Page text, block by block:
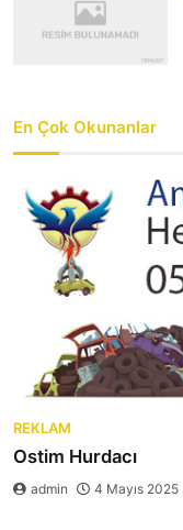
En Çok Okunanlar
REKLAM
Ostim Hurdacı
admin 4 Mayıs 2025